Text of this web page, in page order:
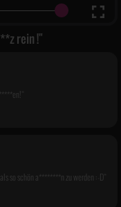
rein !"
so schön a********n zu werden :-D